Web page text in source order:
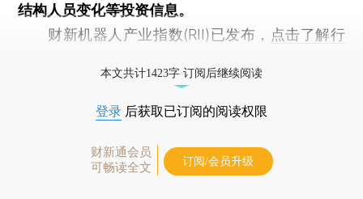
结构人员变化等投资信息。
财新机器人产业指数(RII)已发布， 点击了解行
本文共计1423字 订阅后继续阅读
登录 后获取已订阅的阅读权限
财新通会员
可畅读全文
订阅/会员升级